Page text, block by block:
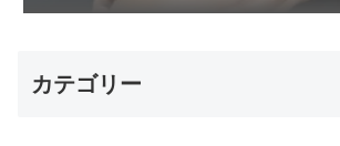
カテゴリー